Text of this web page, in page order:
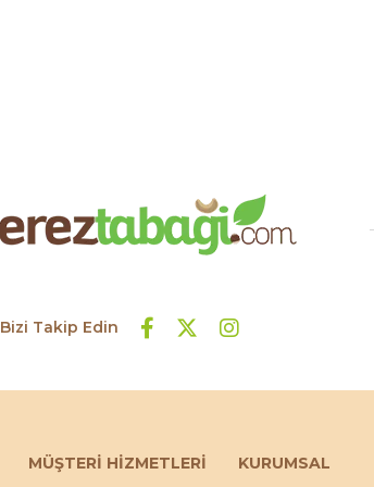
Bizi Takip Edin
MÜŞTERİ HİZMETLERİ KURUMSAL